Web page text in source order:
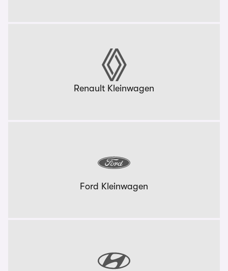
Renault Kleinwagen
Ford Kleinwagen